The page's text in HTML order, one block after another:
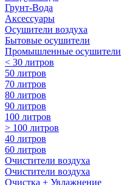
Грунт-Вода
Аксессуары
Осушители воздуха
Бытовые осушители
Промышленные осушители
< 30 литров
50 литров
70 литров
80 литров
90 литров
100 литров
> 100 литров
40 литров
60 литров
Очистители воздуха
Очистители воздуха
Очистка + Увлажнение